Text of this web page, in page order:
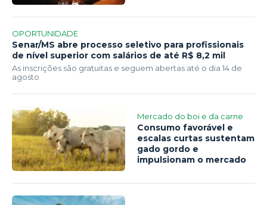
OPORTUNIDADE
Senar/MS abre processo seletivo para profissionais
de nível superior com salários de até R$ 8,2 mil
As inscrições são gratuitas e seguem abertas até o dia 14 de
agosto
Mercado do boi e da carne
Consumo favorável e
escalas curtas sustentam
gado gordo e
impulsionam o mercado